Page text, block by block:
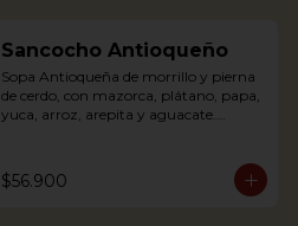
some lemon and coriander if you wish.
Sancocho Antioqueño
Sopa Antioqueña de morrillo y pierna
de cerdo, con mazorca, plátano, papa,
yuca, arroz, arepita y aguacate.
*Disponible solo los fines de semana
(Sábados, domingos y festivos)
$56.900